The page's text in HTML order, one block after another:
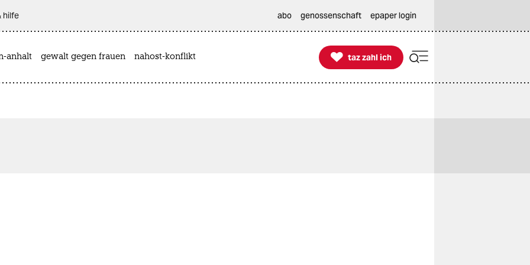
hilfe abo genossenschaft epaper login
anhalt gewalt gegen frauen nahost-konflikt 
taz zahl ich
taz zahl ich